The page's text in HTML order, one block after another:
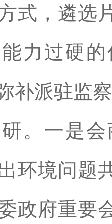
式，遴选
力过硬
补派驻监
一是会
环境问题
政府重要